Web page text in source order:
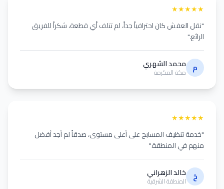
★
★
★
★
★
"نقل العفش كان احترافياً جداً، لم تتلف أي قطعة، شكراً للفريق
الرائع."
م محمد الشهري
مكة المكرمة
★
★
★
★
★
"خدمة تنظيف المسابح على أعلى مستوى، صدقاً لم أجد أفضل
منهم في المنطقة."
خ خالد الزهراني
المنطقة الشرقية